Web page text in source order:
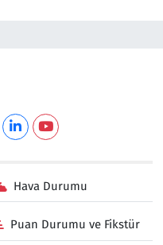
Hava Durumu
Puan Durumu ve Fikstür